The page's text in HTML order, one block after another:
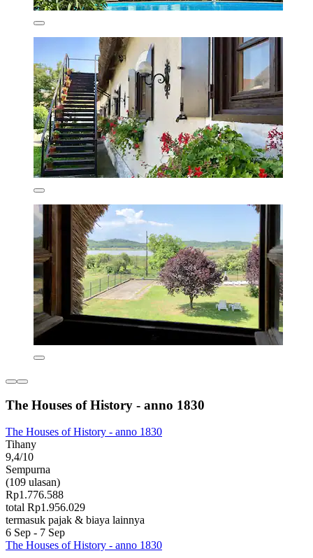
The Houses of History - anno 1830
The Houses of History - anno 1830
Tihany
9,4/10
Sempurna
(109 ulasan)
Rp1.776.588
total Rp1.956.029
termasuk pajak & biaya lainnya
6 Sep - 7 Sep
The Houses of History - anno 1830